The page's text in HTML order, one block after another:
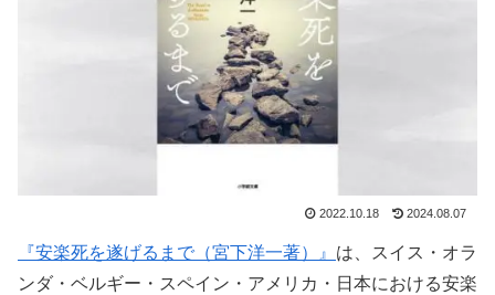
2022.10.18 2024.08.07
『安楽死を遂げるまで（宮下洋一著）』 は、スイス・オラ
ンダ・ベルギー・スペイン・アメリカ・日本における安楽